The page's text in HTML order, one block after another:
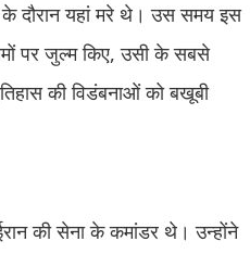
दौरान यहां मरे थे। उस समय इस
पर जुल्म किए, उसी के सबसे
की विडंबनाओं को बखूबी
की सेना के कमांडर थे। उन्होंने